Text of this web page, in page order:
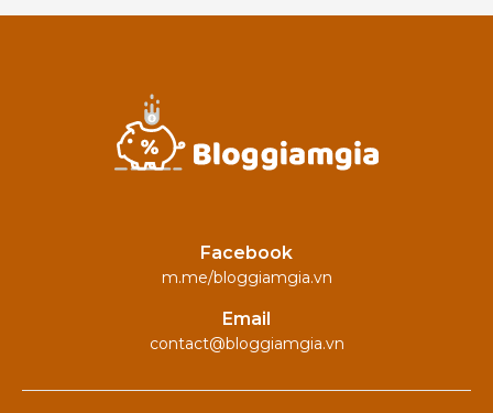
Facebook
m.me/bloggiamgia.vn
Email
contact@bloggiamgia.vn